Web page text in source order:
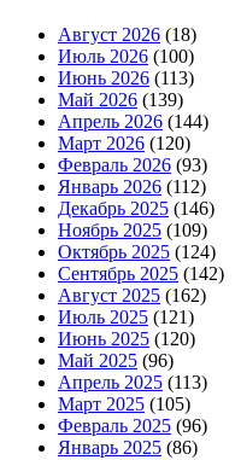
Август 2026 (18)
Июль 2026 (100)
Июнь 2026 (113)
Май 2026 (139)
Апрель 2026 (144)
Март 2026 (120)
Февраль 2026 (93)
Январь 2026 (112)
Декабрь 2025 (146)
Ноябрь 2025 (109)
Октябрь 2025 (124)
Сентябрь 2025 (142)
Август 2025 (162)
Июль 2025 (121)
Июнь 2025 (120)
Май 2025 (96)
Апрель 2025 (113)
Март 2025 (105)
Февраль 2025 (96)
Январь 2025 (86)